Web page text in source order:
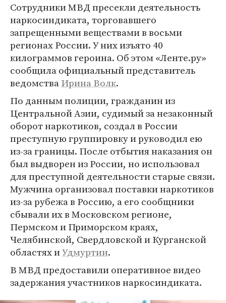
Сотрудники МВД пресекли деятельность
наркосиндиката, торговавшего
запрещенными веществами в восьми
регионах России. У них изъято 40
килограммов героина. Об этом «Ленте.ру»
сообщила официальный представитель
ведомстваИрина Волк.
По данным полиции, гражданин из
Центральной Азии, судимый за незаконный
оборот наркотиков, создал в России
преступную группировку и руководил ею
из-за границы. После отбытия наказания он
был выдворен из России, но использовал
для преступной деятельности старые связи.
Мужчина организовал поставки наркотиков
из-за рубежа в Россию, а его сообщники
сбывали их в Московском регионе,
Пермском и Приморском краях,
Челябинской, Свердловской и Курганской
областях иУдмуртии.
В МВД предоставили оперативное видео
задержания участников наркосиндиката.